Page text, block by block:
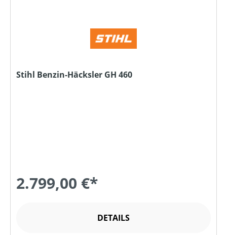
Stihl Benzin-Häcksler GH 460
2.799,00 €*
DETAILS